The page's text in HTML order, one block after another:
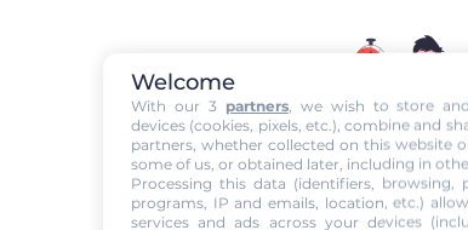
ÉTAPE 1
Welcome
With our 3 partners, we wish to store
devices (cookies, pixels, etc.), combine and
partners, whether collected on this website
some of us, or obtained later, including in
Processing this data (identifiers, browsing,
programs, IP and emails, location, etc.)
services and ads across your devices